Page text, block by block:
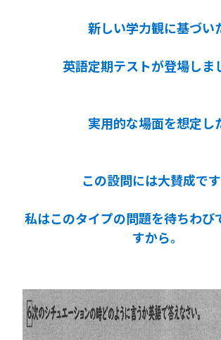
新しい学力観に基づい
英語定期テストが登場しま
実用的な場面を想定し
この設問には大賛成です
私はこのタイプの問題を待ちわび
すから。